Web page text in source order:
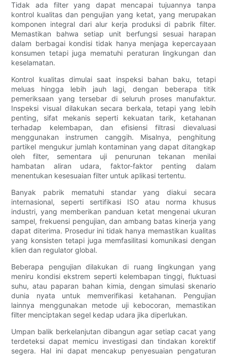
Tidak ada filter yang dapat mencapai tujuannya tanpa
kontrol kualitas dan pengujian yang ketat, yang merupakan
komponen integral dari alur kerja produksi di pabrik filter.
Memastikan bahwa setiap unit berfungsi sesuai harapan
dalam berbagai kondisi tidak hanya menjaga kepercayaan
konsumen tetapi juga mematuhi peraturan lingkungan dan
keselamatan.
Kontrol kualitas dimulai saat inspeksi bahan baku, tetapi
meluas hingga lebih jauh lagi, dengan beberapa titik
pemeriksaan yang tersebar di seluruh proses manufaktur.
Inspeksi visual dilakukan secara berkala, tetapi yang lebih
penting, sifat mekanis seperti kekuatan tarik, ketahanan
terhadap kelembapan, dan efisiensi filtrasi dievaluasi
menggunakan instrumen canggih. Misalnya, penghitung
partikel mengukur jumlah kontaminan yang dapat ditangkap
oleh filter, sementara uji penurunan tekanan menilai
hambatan aliran udara, faktor-faktor penting dalam
menentukan kesesuaian filter untuk aplikasi tertentu.
Banyak pabrik mematuhi standar yang diakui secara
internasional, seperti sertifikasi ISO atau norma khusus
industri, yang memberikan panduan ketat mengenai ukuran
sampel, frekuensi pengujian, dan ambang batas kinerja yang
dapat diterima. Prosedur ini tidak hanya memastikan kualitas
yang konsisten tetapi juga memfasilitasi komunikasi dengan
klien dan regulator global.
Beberapa pengujian dilakukan di ruang lingkungan yang
meniru kondisi ekstrem seperti kelembapan tinggi, fluktuasi
suhu, atau paparan bahan kimia, dengan simulasi skenario
dunia nyata untuk memverifikasi ketahanan. Pengujian
lainnya menggunakan metode uji kebocoran, memastikan
filter menciptakan segel kedap udara jika diperlukan.
Umpan balik berkelanjutan dibangun agar setiap cacat yang
terdeteksi dapat memicu investigasi dan tindakan korektif
segera. Hal ini dapat mencakup penyesuaian pengaturan